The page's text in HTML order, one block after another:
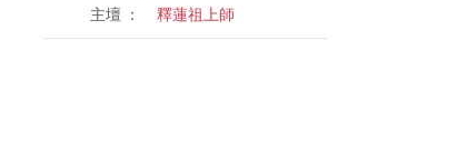
主壇 ：
釋蓮祖上師